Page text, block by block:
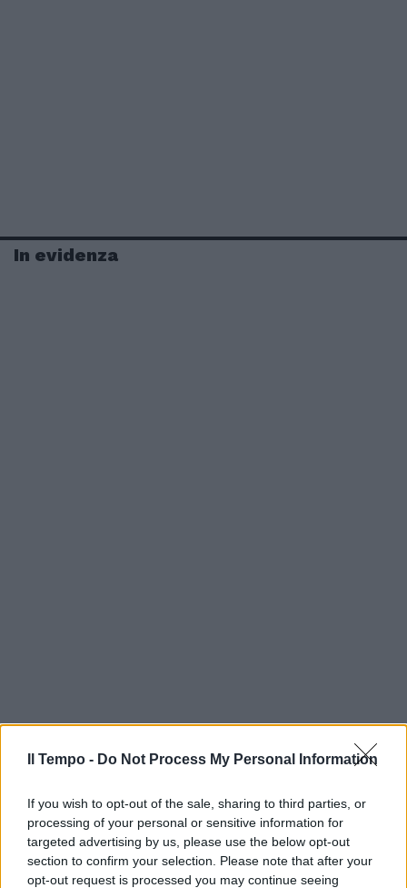
Il Tempo - Do Not Process My Personal Information
If you wish to opt-out of the sale, sharing to third parties, or
processing of your personal or sensitive information for
targeted advertising by us, please use the below opt-out
section to confirm your selection. Please note that after your
opt-out request is processed you may continue seeing
In evidenza